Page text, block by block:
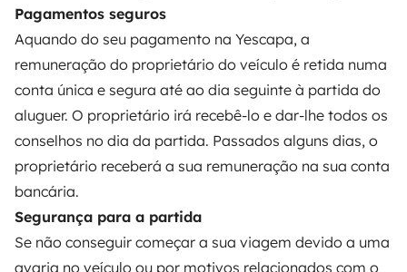
Pagamentos seguros
Aquando do seu pagamento na Yescapa, a
remuneração do proprietário do veículo é retida numa
conta única e segura até ao dia seguinte à partida do
aluguer. O proprietário irá recebê-lo e dar-lhe todos os
conselhos no dia da partida. Passados alguns dias, o
proprietário receberá a sua remuneração na sua conta
bancária.
Segurança para a partida
Se não conseguir começar a sua viagem devido a uma
avaria no veículo ou por motivos relacionados com o
Assistências de aluguer
Ajuda proprietário
Modos de pagamento seguros
Pagamento em prestações